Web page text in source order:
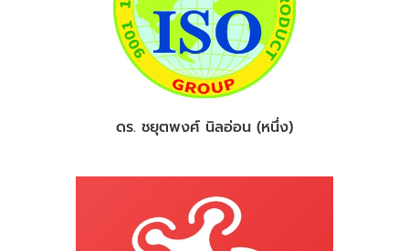
ดร. ชยุตพงศ์ นิลอ่อน (หนึ่ง)